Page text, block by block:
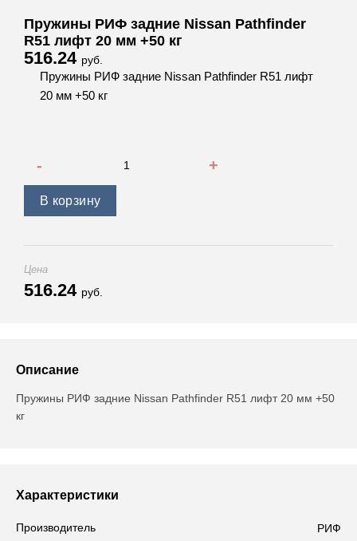
Пружины РИФ задние Nissan Pathfinder
R51 лифт 20 мм +50 кг
516.24 руб.
Пружины РИФ задние Nissan Pathfinder R51 лифт
20 мм +50 кг
В корзину
Цена
516.24 руб.
Описание
Пружины РИФ задние Nissan Pathfinder R51 лифт 20 мм +50
кг
Характеристики
Производитель РИФ